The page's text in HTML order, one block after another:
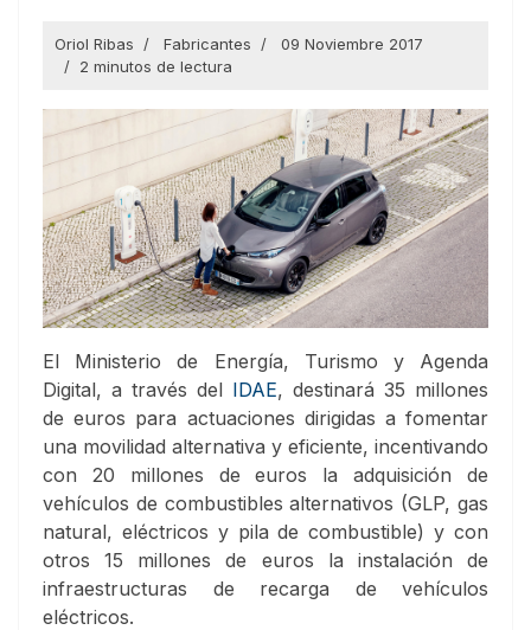
Oriol Ribas Fabricantes
09 Noviembre 2017
2 minutos de lectura
El Ministerio de Energía, Turismo y Agenda
Digital, a través del IDAE, destinará 35 millones
de euros para actuaciones dirigidas a fomentar
una movilidad alternativa y eficiente, incentivando
con 20 millones de euros la adquisición de
vehículos de combustibles alternativos (GLP, gas
natural, eléctricos y pila de combustible) y con
otros 15 millones de euros la instalación de
infraestructuras de recarga de vehículos
eléctricos.